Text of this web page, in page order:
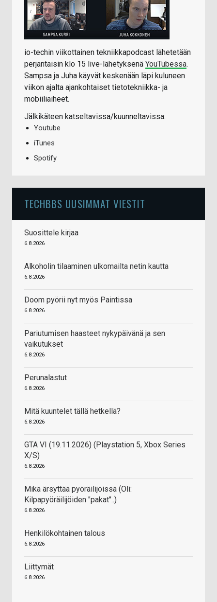
io-techin viikottainen tekniikkapodcast lähetetään
perjantaisin klo 15 live-lähetyksenä YouTubessa.
Sampsa ja Juha käyvät keskenään läpi kuluneen
viikon ajalta ajankohtaiset tietotekniikka- ja
mobiiliaiheet.
Jälkikäteen katseltavissa/kuunneltavissa:
Youtube
iTunes
Spotify
TECHBBS UUSIMMAT VIESTIT
Suosittele kirjaa
6.8.2026
Alkoholin tilaaminen ulkomailta netin kautta
6.8.2026
Doom pyörii nyt myös Paintissa
6.8.2026
Pariutumisen haasteet nykypäivänä ja sen
vaikutukset
6.8.2026
Perunalastut
6.8.2026
Mitä kuuntelet tällä hetkellä?
6.8.2026
GTA VI (19.11.2026) (Playstation 5, Xbox Series
X/S)
6.8.2026
Mikä ärsyttää pyöräilijöissä (Oli:
Kilpapyöräilijöiden "pakat"..)
6.8.2026
Henkilökohtainen talous
6.8.2026
Liittymät
6.8.2026